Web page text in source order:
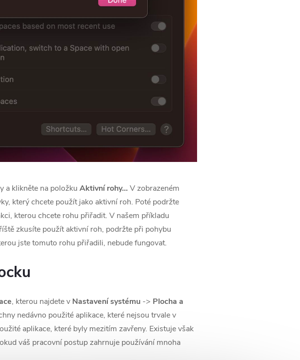
a klikněte na položku Aktivní rohy... V zobrazeném
který chcete použít jako aktivní roh. Poté podržte
kterou chcete rohu přiřadit. V našem příkladu
zkusíte použít aktivní roh, podržte při pohybu
jste tomuto rohu přiřadili, nebude fungovat.
, kterou najdete v Nastavení systému-> Plocha a
nedávno použité aplikace, které nejsou trvale v
aplikace, které byly mezitím zavřeny. Existuje však
váš pracovní postup zahrnuje používání mnoha